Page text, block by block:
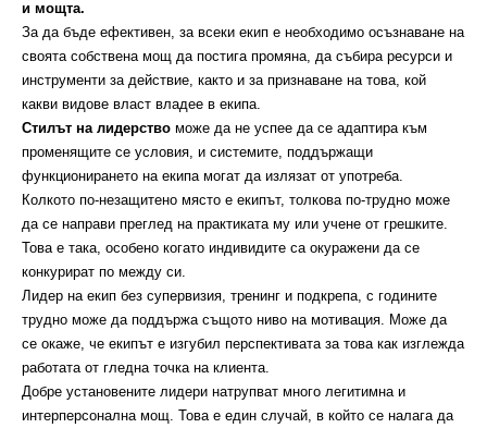
и мощта.
За да бъде ефективен, за всеки екип е необходимо осъзнаване на
своята собствена мощ да постига промяна, да събира ресурси и
инструменти за действие, както и за признаване на това, кой
какви видове власт владее в екипа.
Стилът на лидерство може да не успее да се адаптира към
променящите се условия, и системите, поддържащи
функционирането на екипа могат да излязат от употреба.
Колкото по-незащитено място е екипът, толкова по-трудно може
да се направи преглед на практиката му или учене от грешките.
Това е така, особено когато индивидите са окуражени да се
конкурират по между си.
Лидер на екип без супервизия, тренинг и подкрепа, с годините
трудно може да поддържа същото ниво на мотивация. Може да
се окаже, че екипът е изгубил перспективата за това как изглежда
работата от гледна точка на клиента.
Добре установените лидери натрупват много легитимна и
интерперсонална мощ. Това е един случай, в който се налага да